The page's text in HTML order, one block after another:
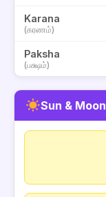
Karana
(கரணம்)
Paksha
(பக்ஷம்)
Sun & Moon